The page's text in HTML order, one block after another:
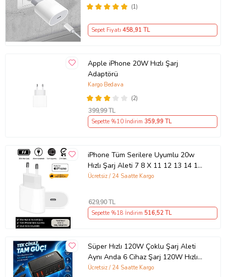
(1)
Sepet Fiyatı 458,91 TL
Apple iPhone 20W Hızlı Şarj
Adaptörü
(2)
Kargo Bedava
399,99 TL
Sepette %10 İndirim 359,99 TL
iPhone Tüm Serilere Uyumlu 20w
Hızlı Şarj Aleti 7 8 X 11 12 13 14 15
16 İçin Type-C Girişli Adaptör
Ücretsiz / 24 Saatte Kargo
629,90 TL
Sepette %18 İndirim 516,52 TL
Süper Hızlı 120W Çoklu Şarj Aleti
Aynı Anda 6 Cihaz Şarj 120W Hızlı
Şarj İstasyonu Çoklu USB & Type-C
Ücretsiz / 24 Saatte Kargo